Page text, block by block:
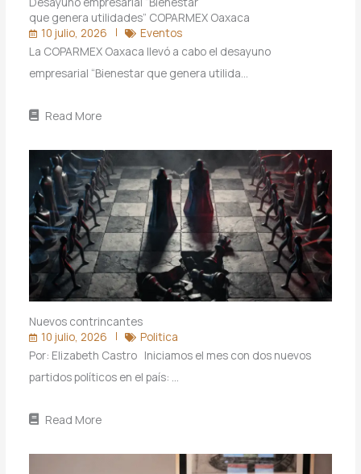
que genera utilidades” COPARMEX Oaxaca
10 julio, 2026
Eventos
La COPARMEX Oaxaca llevó a cabo el desayuno
empresarial “Bienestar que genera utilida…
Read More
Nuevos contrincantes
10 julio, 2026
Politica
Por: Elizabeth Castro Iniciamos el mes con dos nuevos
partidos políticos en el país: …
Read More